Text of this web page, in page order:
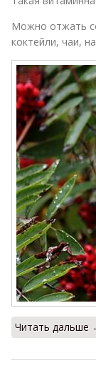
Можно отжать
коктейли, чаи,
Читать дальше